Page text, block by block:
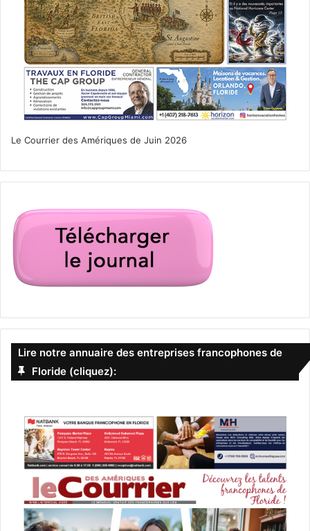
Le Courrier des Amériques de Juin 2026
Lire notre annuaire des entreprises francophones de
Floride (cliquez):